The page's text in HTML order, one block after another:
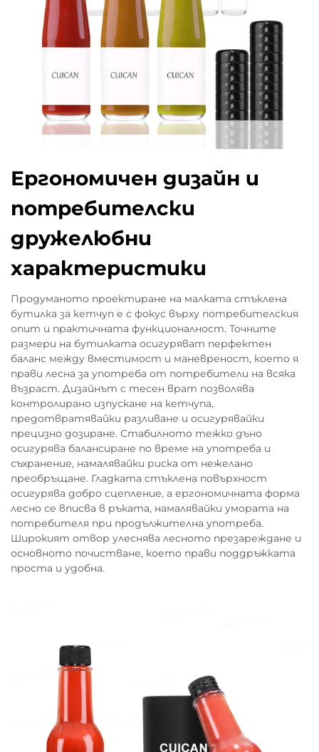
Ергономичен дизайн и
потребителски
дружелюбни
характеристики
Продуманото проектиране на малката стъклена
бутилка за кетчуп е с фокус върху потребителския
опит и практичната функционалност. Точните
размери на бутилката осигуряват перфектен
баланс между вместимост и маневреност, което я
прави лесна за употреба от потребители на всяка
възраст. Дизайнът с тесен врат позволява
контролирано изпускане на кетчупа,
предотвратявайки разливане и осигурявайки
прецизно дозиране. Стабилното тежко дъно
осигурява балансиране по време на употреба и
съхранение, намалявайки риска от нежелано
преобръщане. Гладката стъклена повърхност
осигурява добро сцепление, а ергономичната форма
лесно се вписва в ръката, намалявайки умората на
потребителя при продължителна употреба.
Широкият отвор улеснява лесното презареждане и
основното почистване, което прави поддръжката
проста и удобна.